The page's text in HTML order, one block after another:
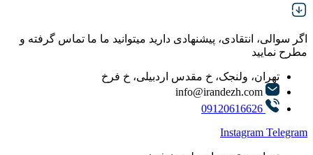
اگر سوالی، انتقادی، پیشنهادی دارید میتوانید ما ما تماس گرفته و
مطرح نمایید
تهران، ولنجک، خ مقدس اردبیلی، خ فرخ
info@irandezh.com
09120616626
Instagram Telegram